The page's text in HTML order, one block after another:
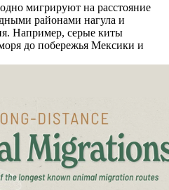
мигрируют на расстояние
районами нагула и
Например, серые киты
до побережья Мексики и